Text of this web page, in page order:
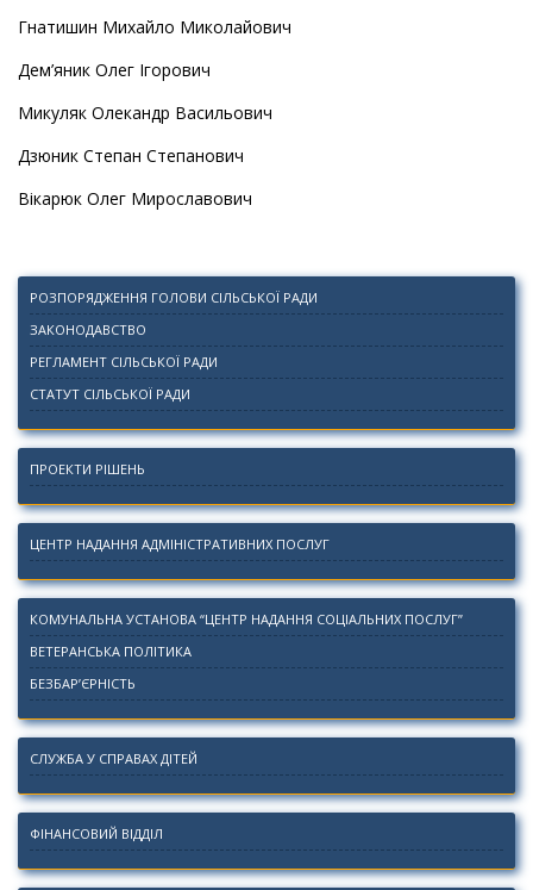
Гнатишин Михайло Миколайович
Дем’яник Олег Ігорович
Микуляк Олекандр Васильович
Дзюник Степан Степанович
Вікарюк Олег Мирославович
РОЗПОРЯДЖЕННЯ ГОЛОВИ СІЛЬСЬКОЇ РАДИ
ЗАКОНОДАВСТВО
РЕГЛАМЕНТ СІЛЬСЬКОЇ РАДИ
СТАТУТ СІЛЬСЬКОЇ РАДИ
ПРОЕКТИ РІШЕНЬ
ЦЕНТР НАДАННЯ АДМІНІСТРАТИВНИХ ПОСЛУГ
КОМУНАЛЬНА УСТАНОВА “ЦЕНТР НАДАННЯ СОЦІАЛЬНИХ ПОСЛУГ”
ВЕТЕРАНСЬКА ПОЛІТИКА
БЕЗБАР’ЄРНІСТЬ
СЛУЖБА У СПРАВАХ ДІТЕЙ
ФІНАНСОВИЙ ВІДДІЛ